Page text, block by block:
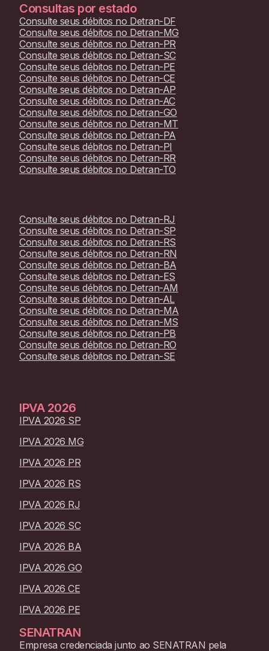
Consultas por estado
Consulte seus débitos no Detran-DF
Consulte seus débitos no Detran-MG
Consulte seus débitos no Detran-PR
Consulte seus débitos no Detran-SC
Consulte seus débitos no Detran-PE
Consulte seus débitos no Detran-CE
Consulte seus débitos no Detran-AP
Consulte seus débitos no Detran-AC
Consulte seus débitos no Detran-GO
Consulte seus débitos no Detran-MT
Consulte seus débitos no Detran-PA
Consulte seus débitos no Detran-PI
Consulte seus débitos no Detran-RR
Consulte seus débitos no Detran-TO
Consulte seus débitos no Detran-RJ
Consulte seus débitos no Detran-SP
Consulte seus débitos no Detran-RS
Consulte seus débitos no Detran-RN
Consulte seus débitos no Detran-BA
Consulte seus débitos no Detran-ES
Consulte seus débitos no Detran-AM
Consulte seus débitos no Detran-AL
Consulte seus débitos no Detran-MA
Consulte seus débitos no Detran-MS
Consulte seus débitos no Detran-PB
Consulte seus débitos no Detran-RO
Consulte seus débitos no Detran-SE
IPVA 2026
IPVA 2026 SP
IPVA 2026 MG
IPVA 2026 PR
IPVA 2026 RS
IPVA 2026 RJ
IPVA 2026 SC
IPVA 2026 BA
IPVA 2026 GO
IPVA 2026 CE
IPVA 2026 PE
SENATRAN
Empresa credenciada junto ao SENATRAN pela